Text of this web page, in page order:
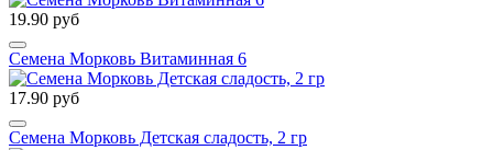
19.90 руб
Семена Морковь Витаминная 6
17.90 руб
Семена Морковь Детская сладость, 2 гр